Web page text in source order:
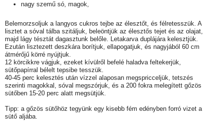
nagy szemű só, magok,
Belemorzsoljuk a langyos cukros tejbe az élesztőt, és félretesszük. A
lisztet a sóval tálba szitáljuk, beleöntjük az élesztős tejet és az olajat,
majd lágy tésztát dagasztunk belőle. Letakarva duplájára kelesztjük.
Ezután lisztezett deszkára borítjuk, ellapogatjuk, és nagyjából 60 cm
átmérőjű körré nyújtjuk.
12 körcikkre vágjuk, ezeket kívülről befelé haladva feltekerjük,
sütőpapírral bélelt tepsibe tesszük.
40-45 perc kelesztés után vízzel alaposan megspricceljük, tetszés
szerinti magokkal, sóval megszórjuk, és a 200 fokra melegített gőzös
sütőben 15-20 perc alatt megsütjük.
Tipp: a gőzös sütőhöz tegyünk egy kisebb fém edényben forró vizet a
sütő aljába.